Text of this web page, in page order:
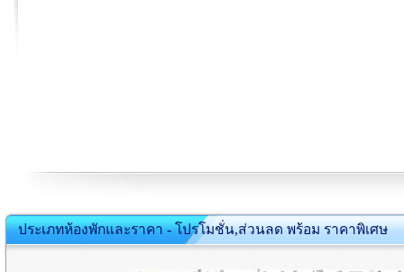
ประเภทห้องพักและราคา - โปรโมชั่น,ส่วนลด พร้อม ราคาพิเศษ